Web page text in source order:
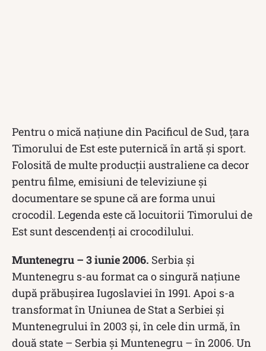
Pentru o mică națiune din Pacificul de Sud, țara
Timorului de Est este puternică în artă și sport.
Folosită de multe producții australiene ca decor
pentru filme, emisiuni de televiziune și
documentare se spune că are forma unui
crocodil. Legenda este că locuitorii Timorului de
Est sunt descendenți ai crocodilului.
Muntenegru – 3 iunie 2006. Serbia și
Muntenegru s-au format ca o singură națiune
după prăbușirea Iugoslaviei în 1991. Apoi s-a
transformat în Uniunea de Stat a Serbiei și
Muntenegrului în 2003 și, în cele din urmă, în
două state – Serbia și Muntenegru – în 2006. Un